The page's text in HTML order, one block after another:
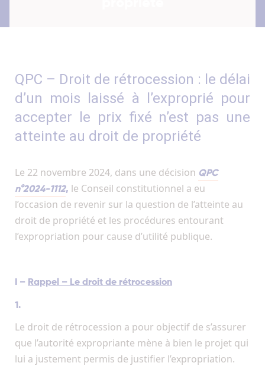
QPC – Droit de rétrocession : le délai
d’un mois laissé à l’exproprié pour
accepter le prix fixé n’est pas une
atteinte au droit de propriété
Le 22 novembre 2024, dans une décision QPC
n°2024-1112, le Conseil constitutionnel a eu
l’occasion de revenir sur la question de l’atteinte au
droit de propriété et les procédures entourant
l’expropriation pour cause d’utilité publique.
I – Rappel – Le droit de rétrocession
1.
Le droit de rétrocession a pour objectif de s’assurer
que l’autorité expropriante mène à bien le projet qui
lui a justement permis de justifier l’expropriation.